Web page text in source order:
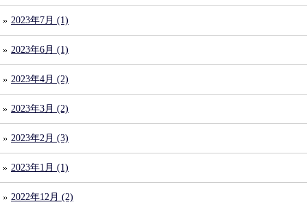
2023年7月 (1)
2023年6月 (1)
2023年4月 (2)
2023年3月 (2)
2023年2月 (3)
2023年1月 (1)
2022年12月 (2)